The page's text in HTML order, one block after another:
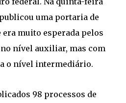
publicou uma portaria de
muito esperada pelos
nível auxiliar, mas com
o nível intermediário.
98 processos de